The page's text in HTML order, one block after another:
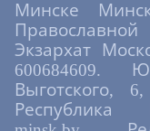
Минске
Экзархат
600684609.
Выготского,
Республика